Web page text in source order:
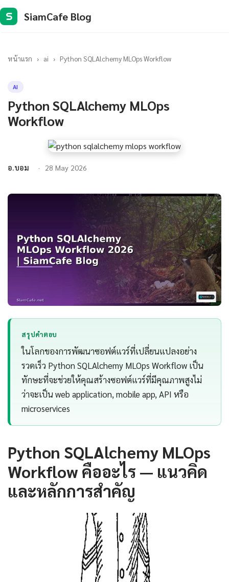
S SiamCafe Blog
หน้าแรก › ai › Python SQLAlchemy MLOps Workflow
AI
Python SQLAlchemy MLOps
Workflow
อ.บอม 28 May 2026
สรุปคำตอบ
ในโลกของการพัฒนาซอฟต์แวร์ที่เปลี่ยนแปลงอย่าง
รวดเร็ว Python SQLAlchemy MLOps Workflow เป็น
ทักษะที่จะช่วยให้คุณสร้างซอฟต์แวร์ที่มีคุณภาพสูงไม่
ว่าจะเป็น web application, mobile app, API หรือ
microservices
Python SQLAlchemy MLOps
Workflow คืออะไร — แนวคิด
และหลักการสำคัญ